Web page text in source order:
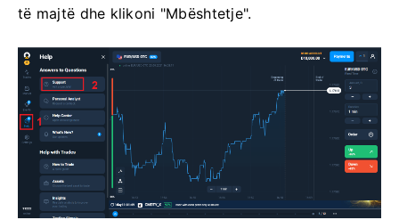
të majtë dhe klikoni "Mbështetje".